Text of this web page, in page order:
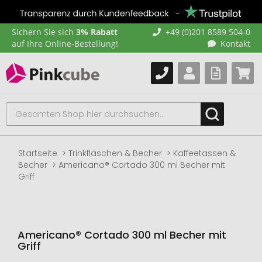
Sichern Sie sich 3% Rabatt
auf Ihre Online-Bestellung!
+49 (0)201 8589 504-0
Kontakt
Startseite Trinkflaschen & Becher
Kaffeetassen &
Becher
Americano® Cortado 300 ml Becher mit
Griff
Americano® Cortado 300 ml Becher mit
Griff